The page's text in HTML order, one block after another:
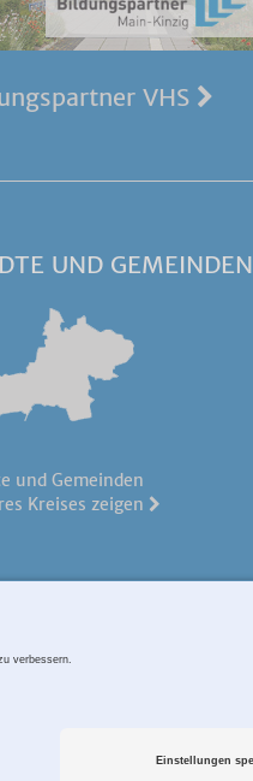
VHS
UND GEMEINDEN
und Gemeinden
Kreises zeigen